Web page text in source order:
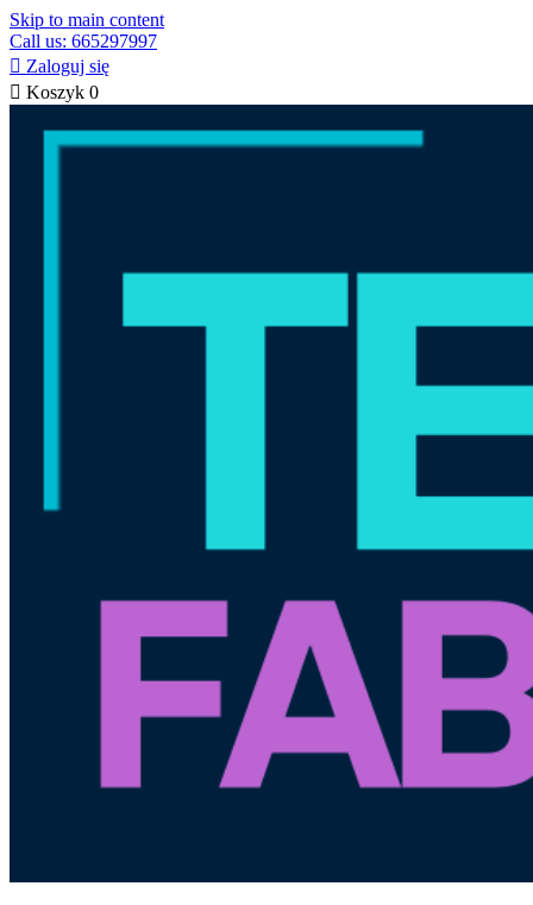
Skip to main content
Call us: 665297997
 Zaloguj się
 Koszyk 0